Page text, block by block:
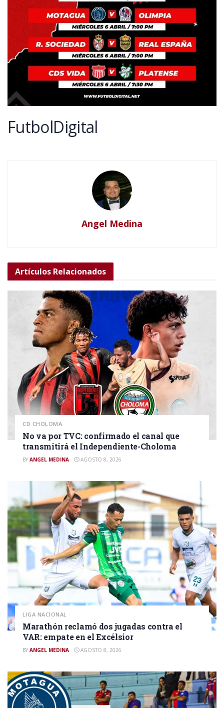
FutbolDigital
Angel Medina
Artículos Relacionados
CD CHOLOMA
No va por TVC: confirmado el canal que
transmitirá el Independiente-Choloma
BY ANGEL MEDINA AGOSTO 8, 2026
LIGA NACIONAL
Marathón reclamó dos jugadas contra el
VAR: empate en el Excélsior
BY ANGEL MEDINA AGOSTO 8, 2026